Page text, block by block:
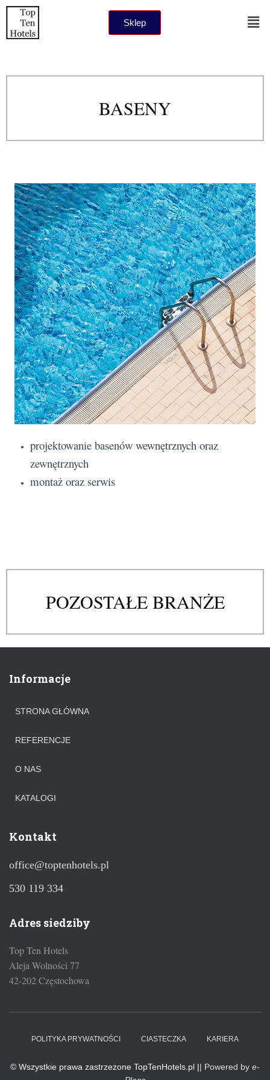
Sklep
BASENY
projektowanie basenów wewnętrznych oraz
zewnętrznych
montaż oraz serwis
POZOSTAŁE BRANŻE
Informacje
STRONA GŁÓWNA
REFERENCJE
O NAS
KATALOGI
Kontakt
office@toptenhotels.pl
530 119 334
Adres siedziby
Top Ten Hotels
Aleja Wolności 77
42-202 Częstochowa
POLITYKA PRYWATNOŚCI CIASTECZKA KARIERA
© Wszystkie prawa zastrzeżone TopTenHotels.pl || Powered by e-